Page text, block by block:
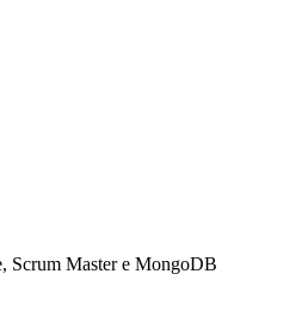
Scrum Master e MongoDB